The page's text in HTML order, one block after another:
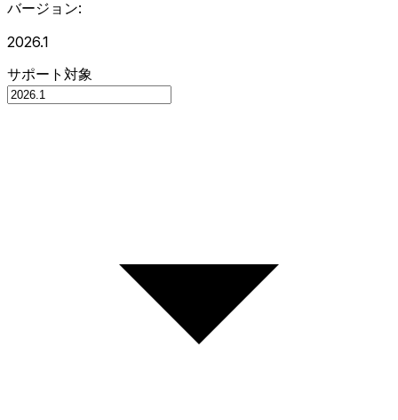
バージョン:
2026.1
サポート対象